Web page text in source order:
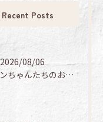
Recent Posts
2026/08/06
ワンちゃんたちのお手入れ日記🐶✨